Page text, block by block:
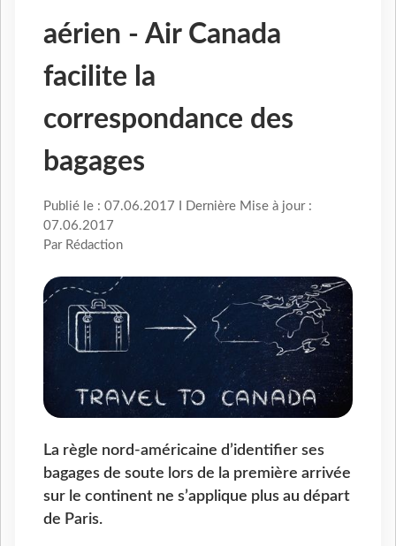
aérien - Air Canada
facilite la
correspondance des
bagages
Publié le : 07.06.2017 I Dernière Mise à jour :
07.06.2017
Par Rédaction
La règle nord-américaine d’identifier ses
bagages de soute lors de la première arrivée
sur le continent ne s’applique plus au départ
de Paris.